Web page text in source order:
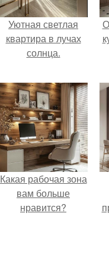
Уютная светлая
квартира в лучах
солнца.
Какая рабочая зона
вам больше
нравится?